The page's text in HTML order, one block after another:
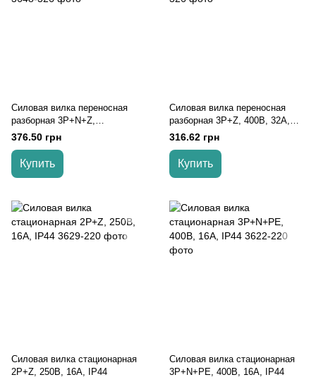
Силовая вилка переносная
разборная 3Р+N+Z,
400В,32A,IP44
376.50 грн
Купить
Силовая вилка переносная
разборная 3Р+Z, 400В, 32A,
IP44
316.62 грн
Купить
Силовая вилка стационарная
2Р+Z, 250В, 16A, IP44
Силовая вилка стационарная
3P+N+PE, 400В, 16А, IP44